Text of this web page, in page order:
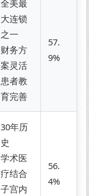
全美最
大连锁
之一
财务方
案灵活
患者教
育完善
57.
9%
30年历
史
学术医
疗结合
子宫内
56.
4%